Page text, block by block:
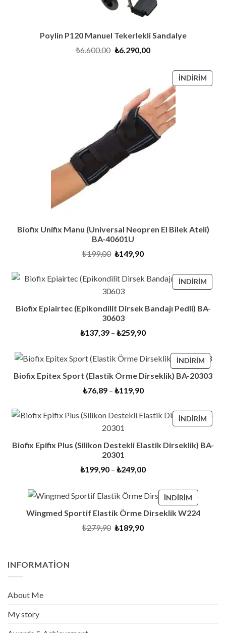
Poylin P120 Manuel Tekerlekli Sandalye
₺6.600,00 Orijinal
₺6.290,00Şu
₺6.290,00.İNDIRIM
ÜRÜN
Biofix Unifix Manu (Universal Neopren El Bilek Ateli)
BA-40601U
₺199,00 Orijinal
₺149,90Şu
₺149,90.
İNDIRIM
ÜRÜN
Biofix Epiairtec (Epikondilit Dirsek Bandajı Pedli) BA-
30603
₺137,39 – ₺259,90
İNDIRIM
ÜRÜN
Biofix Epitex Sport (Elastik Örme Dirseklik) BA-20303
₺76,89– ₺119,90
İNDIRIM
ÜRÜN
Biofix Epifix Plus (Silikon Destekli Elastik Dirseklik) BA-
20301
₺199,90 – ₺249,00
İNDIRIM
ÜRÜN
Wingmed Sportif Elastik Örme Dirseklik W224
₺279,90 Orijinal
₺189,90Şu
INFORMATION
About Me
My story